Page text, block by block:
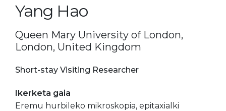
Yang Hao
Queen Mary University of London,
London, United Kingdom
Short-stay Visiting Researcher
Ikerketa gaia
Eremu hurbileko mikroskopia, epitaxialki